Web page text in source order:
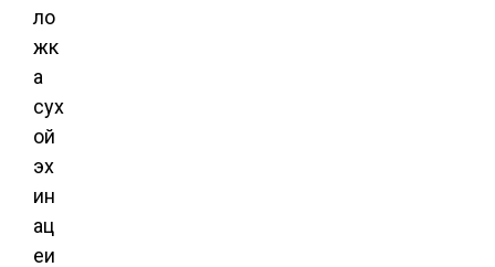
ло
жк
а
сух
ой
эх
ин
ац
еи